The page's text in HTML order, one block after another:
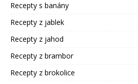
Recepty s banány
Recepty z jablek
Recepty z jahod
Recepty z brambor
Recepty z brokolice